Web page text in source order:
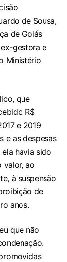
de Sousa,
de Goiás
gestora e
Ministério
que
R$
e 2019
e as despesas
havia sido
valor, ao
à suspensão
de
anos.
que não